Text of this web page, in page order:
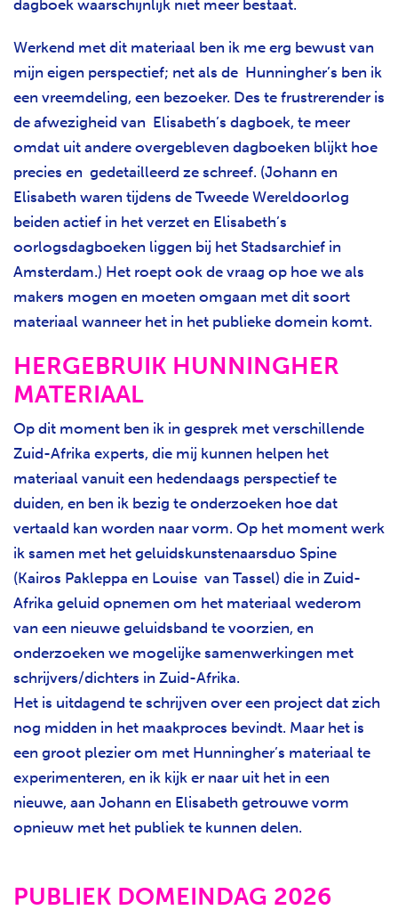
dagboek waarschijnlijk niet meer bestaat.
Werkend met dit materiaal ben ik me erg bewust van
mijn eigen perspectief; net als de Hunningher’s ben ik
een vreemdeling, een bezoeker. Des te frustrerender is
de afwezigheid van Elisabeth’s dagboek, te meer
omdat uit andere overgebleven dagboeken blijkt hoe
precies en gedetailleerd ze schreef. (Johann en
Elisabeth waren tijdens de Tweede Wereldoorlog
beiden actief in het verzet en Elisabeth’s
oorlogsdagboeken liggen bij het Stadsarchief in
Amsterdam.) Het roept ook de vraag op hoe we als
makers mogen en moeten omgaan met dit soort
materiaal wanneer het in het publieke domein komt.
HERGEBRUIK HUNNINGHER
MATERIAAL
Op dit moment ben ik in gesprek met verschillende
Zuid-Afrika experts, die mij kunnen helpen het
materiaal vanuit een hedendaags perspectief te
duiden, en ben ik bezig te onderzoeken hoe dat
vertaald kan worden naar vorm. Op het moment werk
ik samen met het geluidskunstenaarsduo Spine
(Kairos Pakleppa en Louise van Tassel) die in Zuid-
Afrika geluid opnemen om het materiaal wederom
van een nieuwe geluidsband te voorzien, en
onderzoeken we mogelijke samenwerkingen met
schrijvers/dichters in Zuid-Afrika.
Het is uitdagend te schrijven over een project dat zich
nog midden in het maakproces bevindt. Maar het is
een groot plezier om met Hunningher’s materiaal te
experimenteren, en ik kijk er naar uit het in een
nieuwe, aan Johann en Elisabeth getrouwe vorm
opnieuw met het publiek te kunnen delen.
PUBLIEK DOMEINDAG 2026